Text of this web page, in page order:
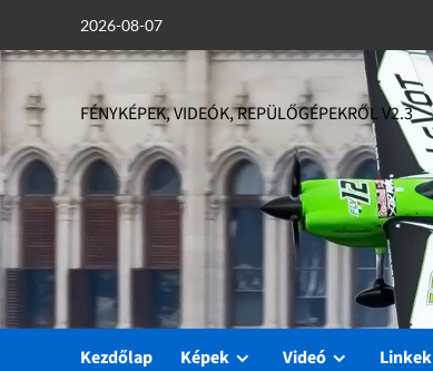
content
2026-08-07
FÉNYKÉPEK, VIDEÓK, REPÜLŐGÉPEKRŐL V2.3
Kezdőlap Képek Videó Linkek